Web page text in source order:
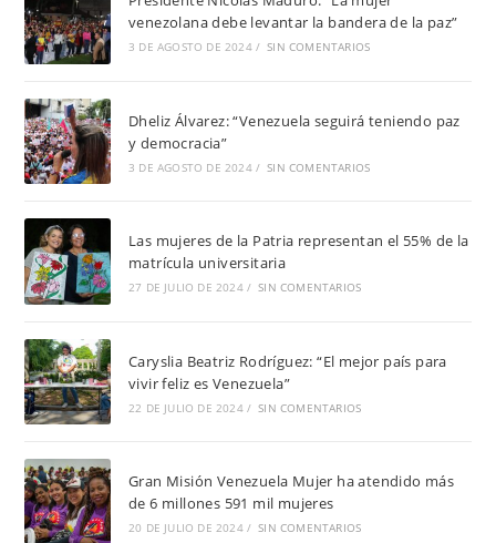
venezolana debe levantar la bandera de la paz”
3 DE AGOSTO DE 2024 / SIN COMENTARIOS
Dheliz Álvarez: “Venezuela seguirá teniendo paz
y democracia”
3 DE AGOSTO DE 2024 / SIN COMENTARIOS
Las mujeres de la Patria representan el 55% de la
matrícula universitaria
27 DE JULIO DE 2024 / SIN COMENTARIOS
Caryslia Beatriz Rodríguez: “El mejor país para
vivir feliz es Venezuela”
22 DE JULIO DE 2024 / SIN COMENTARIOS
Gran Misión Venezuela Mujer ha atendido más
de 6 millones 591 mil mujeres
20 DE JULIO DE 2024 / SIN COMENTARIOS